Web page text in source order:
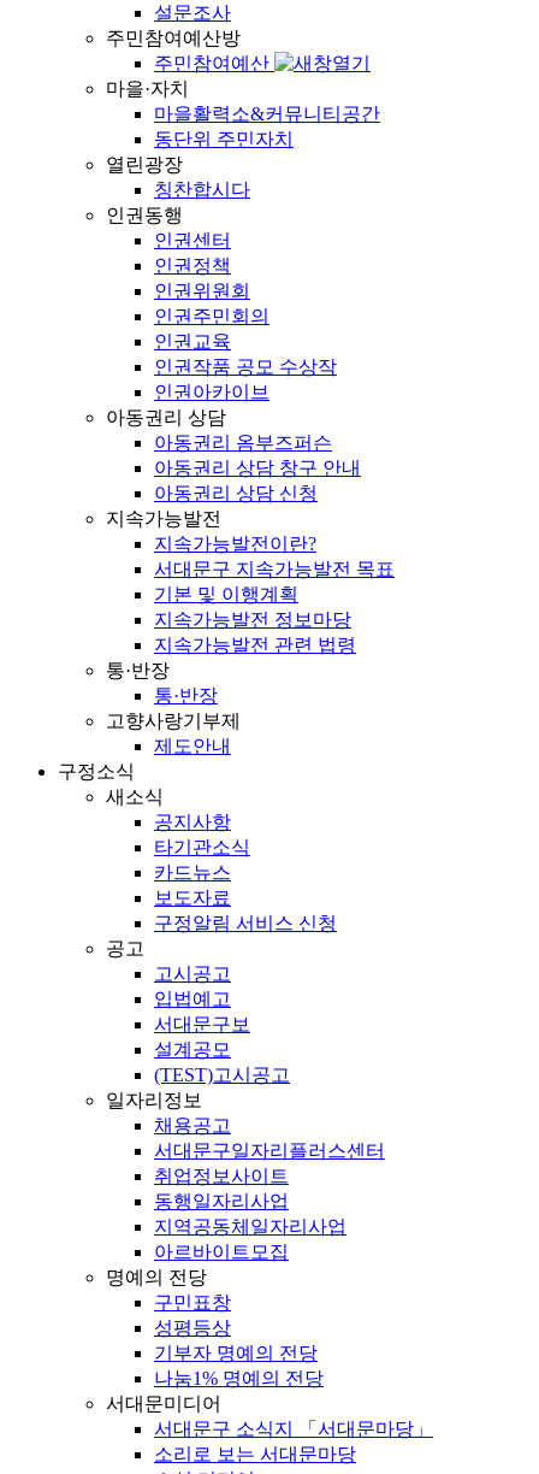
설문조사
주민참여예산방
주민참여예산
마을·자치
마을활력소&커뮤니티공간
동단위 주민자치
열린광장
칭찬합시다
인권동행
인권센터
인권정책
인권위원회
인권주민회의
인권교육
인권작품 공모 수상작
인권아카이브
아동권리 상담
아동권리 옴부즈퍼슨
아동권리 상담 창구 안내
아동권리 상담 신청
지속가능발전
지속가능발전이란?
서대문구 지속가능발전 목표
기본 및 이행계획
지속가능발전 정보마당
지속가능발전 관련 법령
통·반장
통·반장
고향사랑기부제
제도안내
구정소식
새소식
공지사항
타기관소식
카드뉴스
보도자료
구정알림 서비스 신청
공고
고시공고
입법예고
서대문구보
설계공모
(TEST)고시공고
일자리정보
채용공고
서대문구일자리플러스센터
취업정보사이트
동행일자리사업
지역공동체일자리사업
아르바이트모집
명예의 전당
구민표창
성평등상
기부자 명예의 전당
나눔1% 명예의 전당
서대문미디어
서대문구 소식지 「서대문마당」
소리로 보는 서대문마당